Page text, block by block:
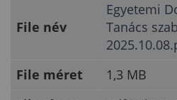
File név
Egyetemi
Tanács
File méret
1,3 MB